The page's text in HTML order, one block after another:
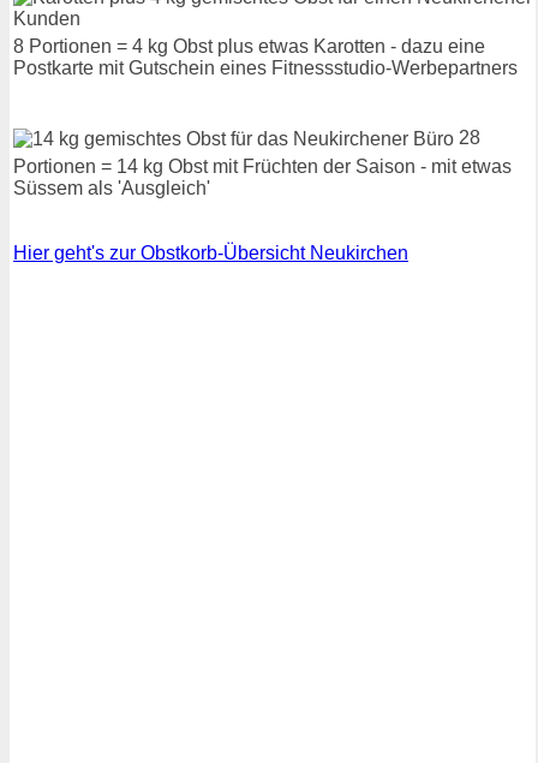
8 Portionen = 4 kg Obst plus etwas Karotten - dazu eine
Postkarte mit Gutschein eines Fitnessstudio-Werbepartners
28
Portionen = 14 kg Obst mit Früchten der Saison - mit etwas
Süssem als 'Ausgleich'
Hier geht's zur Obstkorb-Übersicht Neukirchen